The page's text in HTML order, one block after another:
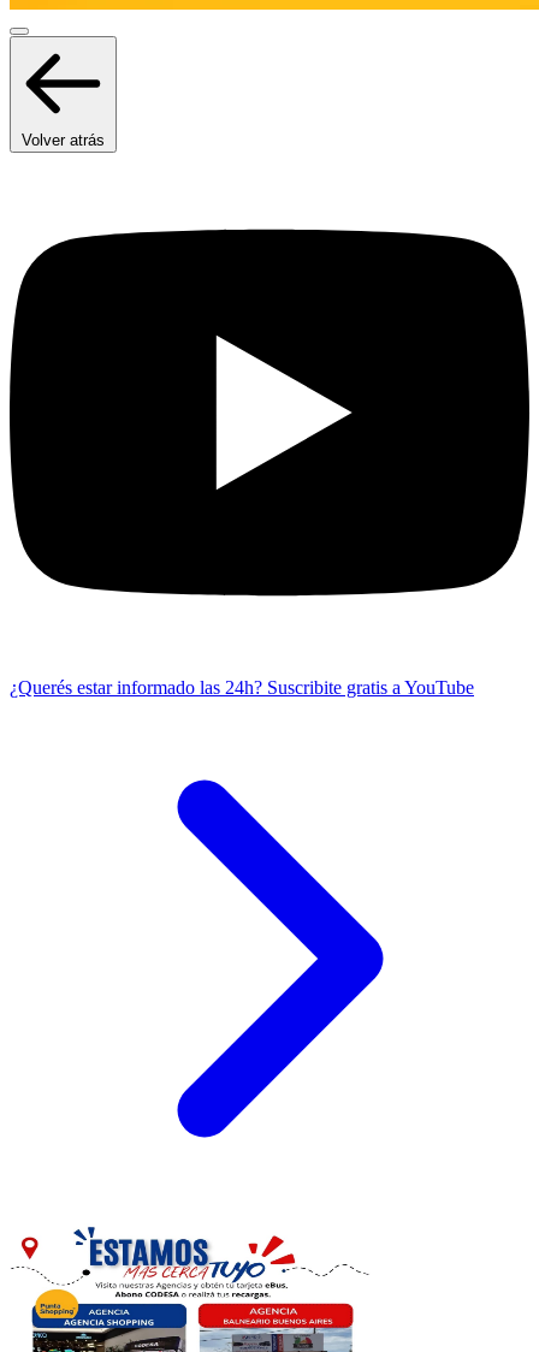
Volver atrás
¿Querés estar informado las 24h? Suscribite gratis a YouTube